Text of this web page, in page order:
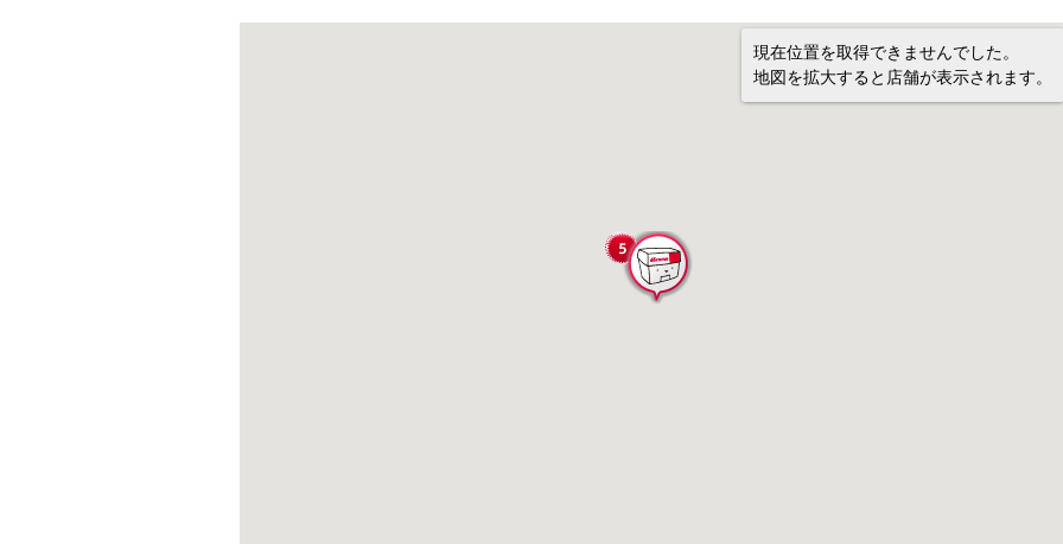
現在位置を取得できませんでした。
地図を拡大すると店舗が表示されます。